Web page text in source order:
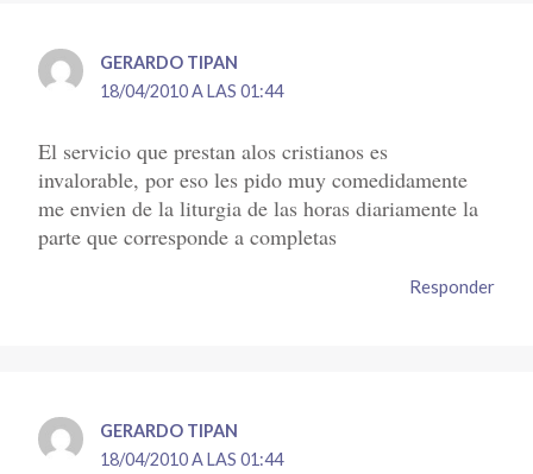
GERARDO TIPAN
18/04/2010 A LAS 01:44
El servicio que prestan alos cristianos es
invalorable, por eso les pido muy comedidamente
me envien de la liturgia de las horas diariamente la
parte que corresponde a completas
Responder
GERARDO TIPAN
18/04/2010 A LAS 01:44